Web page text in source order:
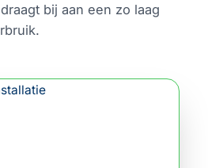
bij aan een zo laag